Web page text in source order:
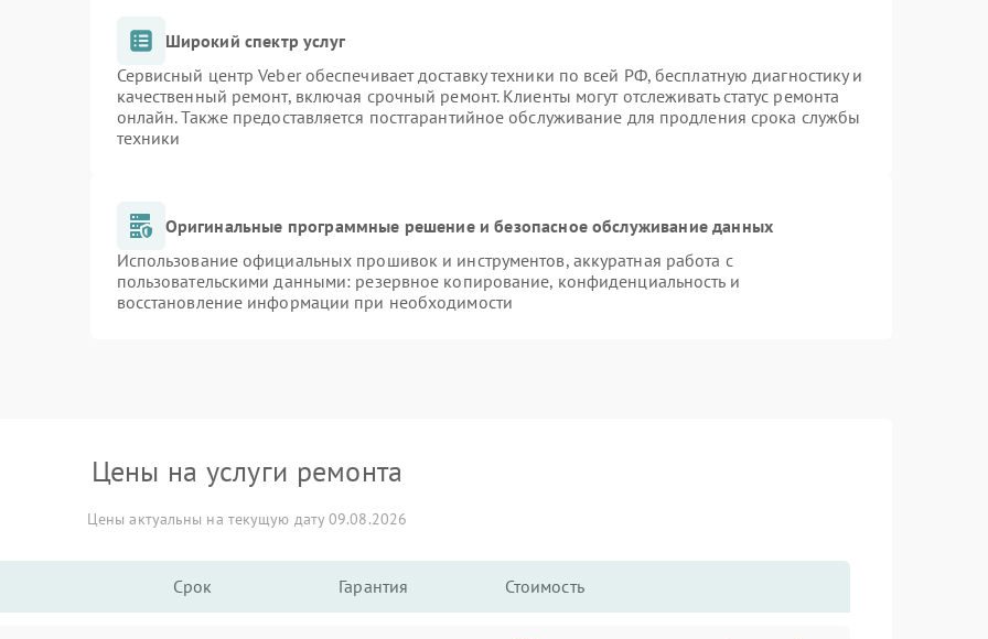
Широкий спектр услуг
Сервисный центр Veber обеспечивает доставку техники по всей РФ, бесплатную диагностику и
качественный ремонт, включая срочный ремонт. Клиенты могут отслеживать статус ремонта
онлайн. Также предоставляется постгарантийное обслуживание для продления срока службы
техники
Оригинальные программные решение и безопасное обслуживание данных
Использование официальных прошивок и инструментов, аккуратная работа с
пользовательскими данными: резервное копирование, конфиденциальность и
восстановление информации при необходимости
Цены на услуги ремонта
Цены актуальны на текущую дату 09.08.2026
Срок Гарантия Стоимость